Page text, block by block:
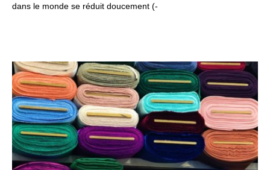
dans le monde se réduit doucement (-